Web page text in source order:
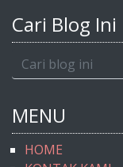
Cari Blog Ini
MENU
HOME